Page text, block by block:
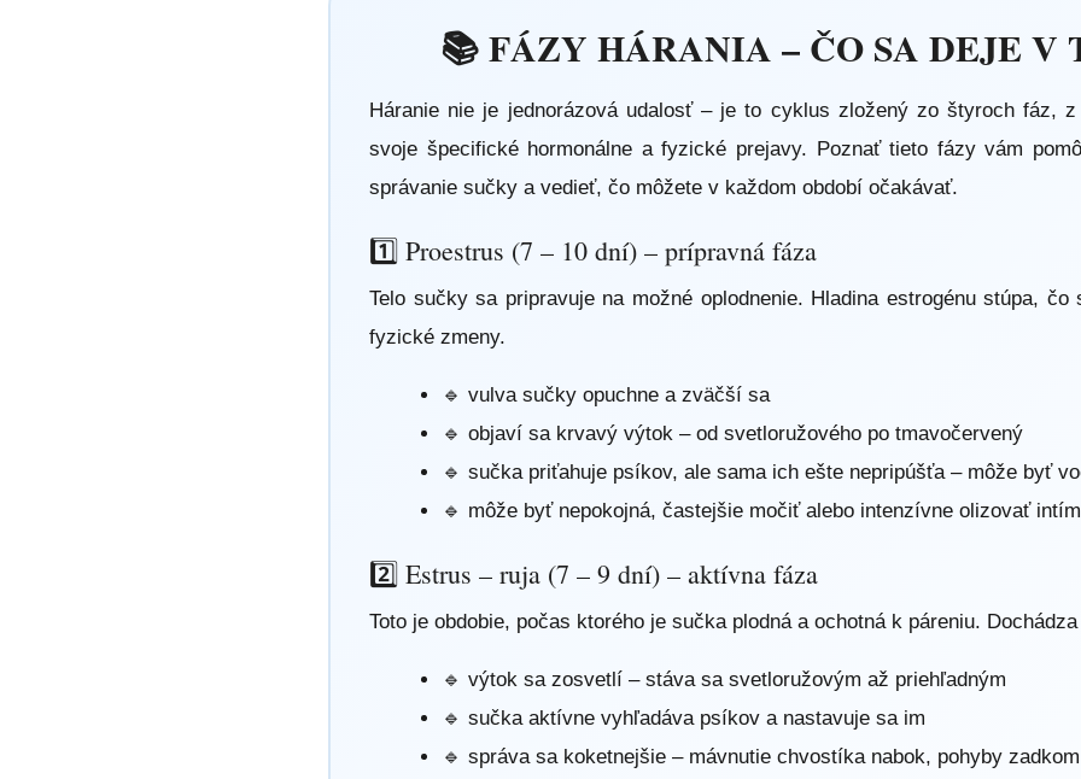
📚 FÁZY HÁRANIA – ČO SA DEJE V
Háranie nie je jednorázová udalosť – je to cyklus zložený zo štyroch fáz,
svoje špecifické hormonálne a fyzické prejavy. Poznať tieto fázy vám
správanie sučky a vedieť, čo môžete v každom období očakávať.
1️⃣ Proestrus (7 – 10 dní) – prípravná fáza
Telo sučky sa pripravuje na možné oplodnenie. Hladina estrogénu stúpa, čo
fyzické zmeny.
🔹 vulva sučky opuchne a zväčší sa
🔹 objaví sa krvavý výtok – od svetloružového po tmavočervený
🔹 sučka priťahuje psíkov, ale sama ich ešte nepripúšťa – môže byť
🔹 môže byť nepokojná, častejšie močiť alebo intenzívne olizovať
2️⃣ Estrus – ruja (7 – 9 dní) – aktívna fáza
Toto je obdobie, počas ktorého je sučka plodná a ochotná k páreniu.
🔹 výtok sa zosvetlí – stáva sa svetloružovým až priehľadným
🔹 sučka aktívne vyhľadáva psíkov a nastavuje sa im
🔹 správa sa koketnejšie – mávnutie chvostíka nabok, pohyby zadkom